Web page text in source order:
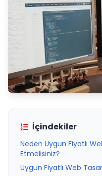
İçindekiler
Neden Uygun Fiyatlı
Etmelisiniz?
Uygun Fiyatlı Web